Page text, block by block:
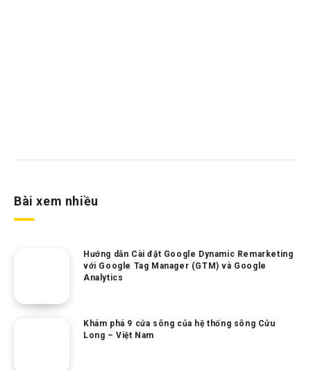
Bài xem nhiều
Hướng dẫn Cài đặt Google Dynamic Remarketing
với Google Tag Manager (GTM) và Google
Analytics
Khám phá 9 cửa sông của hệ thống sông Cửu
Long – Việt Nam